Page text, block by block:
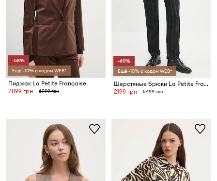
-58%
Ещё -10% с кодом WEB*
Пиджак La Petite Française
2899 грн
6999 грн
-60%
Ещё -10% с кодом WEB*
Шерстяные брюки La Petite Française PFPOLI
2199 грн
5499 грн